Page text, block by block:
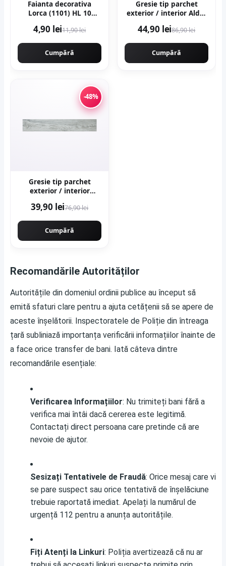
Faianta decorativa
Lorca (1101) HL 10
4,90 lei11,90 lei
Cumpără
Gresie tip parchet
exterior / interior Alder
portelanata
44,90 lei86,90 lei
Cumpără
-48%
Gresie tip parchet
exterior / interior
mata portelanata
39,90 lei76,90 lei
Cumpără
Recomandările Autorităților
Autoritățile din domeniul ordinii publice au început să
emită sfaturi clare pentru a ajuta cetățenii să se apere de
aceste înșelătorii. Inspectoratele de Poliție din întreaga
țară subliniază importanța verificării informațiilor înainte de
a face orice transfer de bani. Iată câteva dintre
recomandările esențiale:
Verificarea Informațiilor: Nu trimiteți bani fără a
verifica mai întâi dacă cererea este legitimă.
Contactați direct persoana care pretinde că are
nevoie de ajutor.
Sesizați Tentativele de Fraudă: Orice mesaj care vi
se pare suspect sau orice tentativă de înșelăciune
trebuie raportată imediat. Apelați la numărul de
urgență 112 pentru a anunța autoritățile.
Fiți Atenți la Linkuri: Poliția avertizează că nu ar